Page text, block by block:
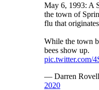
May 6, 1993: A
the town of
flu that
While the town
bees show up.
pic.twitter.com/
— Darren
2020